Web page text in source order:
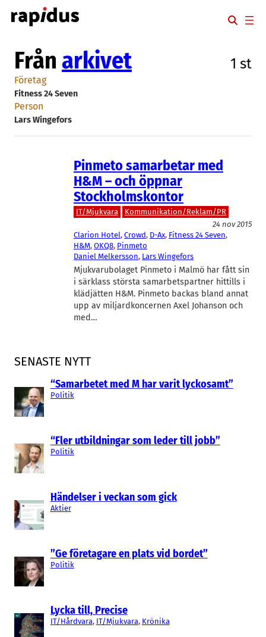
Hoppa
till
SENASTE NYTT
“Samarbetet med M har varit lyckosamt”
Politik
“Fler utbildningar som leder till jobb”
Politik
Händelser i veckan som gick
Aktier
”Ge företagare en plats vid bordet”
Politik
Lycka till, Precise
IT/Hårdvara, IT/Mjukvara, Krönika
Från arkivet 1 st
Företag
Fitness 24 Seven
Person
Lars Wingefors
Pinmeto samarbetar med
H&M – och öppnar
Stockholmskontor
IT/Mjukvara
Kommunikation/Reklam/PR
24 nov 2015
Clarion Hotel, Crowd, D-Ax, Fitness 24 Seven
H&M, OKQ8, Pinmeto
Daniel Melkersson, Lars Wingefors
Mjukvarubolaget Pinmeto i Malmö har fått sin
i särklass största samarbetspartner hittills i
klädjätten H&M. Pinmeto backas bland annat
upp av miljardkoncernen Axel Johanson och
med…